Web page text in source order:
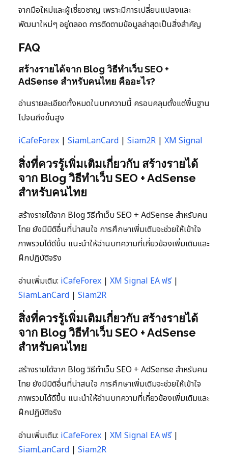
จากมือใหม่และผู้เชี่ยวชาญ เพราะมีการเปลี่ยนแปลงและ
พัฒนาใหม่ๆ อยู่ตลอด การติดตามข้อมูลล่าสุดเป็นสิ่งสำคัญ
FAQ
สร้างรายได้จาก Blog วิธีทำเว็บ SEO +
AdSense สำหรับคนไทย คืออะไร?
อ่านรายละเอียดทั้งหมดในบทความนี้ ครอบคลุมตั้งแต่พื้นฐาน
ไปจนถึงขั้นสูง
iCafeForex | SiamLanCard | Siam2R | XM Signal
สิ่งที่ควรรู้เพิ่มเติมเกี่ยวกับ สร้างรายได้
จาก Blog วิธีทำเว็บ SEO + AdSense
สำหรับคนไทย
สร้างรายได้จาก Blog วิธีทำเว็บ SEO + AdSense สำหรับคน
ไทย ยังมีมิติอื่นที่น่าสนใจ การศึกษาเพิ่มเติมจะช่วยให้เข้าใจ
ภาพรวมได้ดีขึ้น แนะนำให้อ่านบทความที่เกี่ยวข้องเพิ่มเติมและ
ฝึกปฏิบัติจริง
อ่านเพิ่มเติม: iCafeForex | XM Signal EA ฟรี|
SiamLanCard | Siam2R
สิ่งที่ควรรู้เพิ่มเติมเกี่ยวกับ สร้างรายได้
จาก Blog วิธีทำเว็บ SEO + AdSense
สำหรับคนไทย
สร้างรายได้จาก Blog วิธีทำเว็บ SEO + AdSense สำหรับคน
ไทย ยังมีมิติอื่นที่น่าสนใจ การศึกษาเพิ่มเติมจะช่วยให้เข้าใจ
ภาพรวมได้ดีขึ้น แนะนำให้อ่านบทความที่เกี่ยวข้องเพิ่มเติมและ
ฝึกปฏิบัติจริง
อ่านเพิ่มเติม: iCafeForex | XM Signal EA ฟรี|
SiamLanCard | Siam2R